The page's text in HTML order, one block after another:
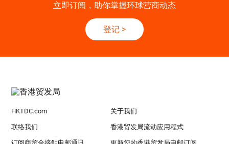
立即订阅，助你掌握环球营商动态
登记 >
HKTDC.com 关于我们
联络我们 香港贸发局流动应用程式